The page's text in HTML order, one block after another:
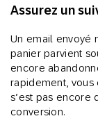
Assurez un
Un email envoyé
panier parvient
encore
rapidement, vous
s’est pas encore
conversion.